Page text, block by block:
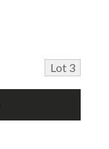
Lot 3